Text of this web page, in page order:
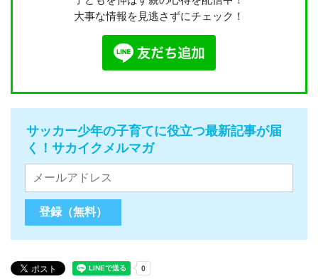
大事な情報を見逃さずにチェック！
サッカー少年の子育てに役立つ最新記事が届
く！サカイクメルマガ